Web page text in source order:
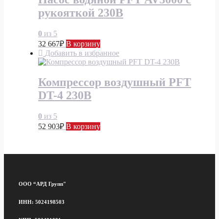
рукояткой 230В
0 из 5
32 667₽ В корзину
Добавить в избранное
Компрессор воздушный PFT
DT-4 230B
0 из 5
52 903₽ В корзину
ООО “АРД Групп"
ИНН: 5024198503